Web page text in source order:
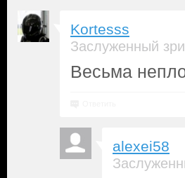
Kortesss
Заслуженный
Весьма
alexei58